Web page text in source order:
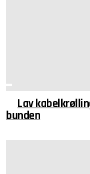
Lav
bunden